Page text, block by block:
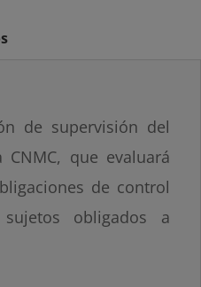
de supervisión del
que evaluará
de control
obligados a